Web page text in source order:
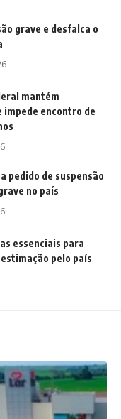
grave e desfalca o
mantém
impede encontro de
pedido de suspensão
no país
essenciais para
pelo país